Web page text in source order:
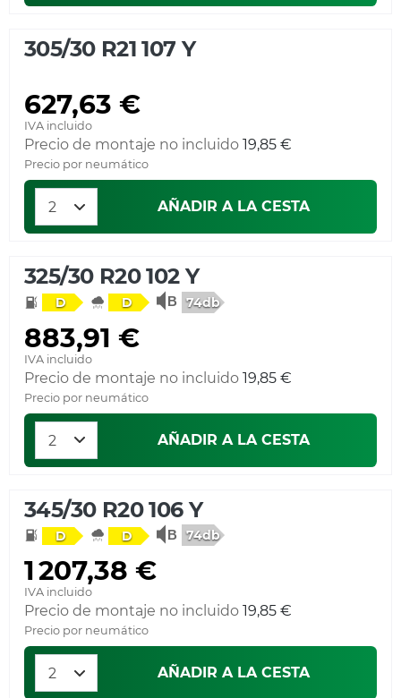
305/30 R21 107 Y
627,63 €
IVA incluido
Precio de montaje no incluido 19,85 €
Precio por neumático
AÑADIR A LA CESTA
325/30 R20 102 Y
D D 74db
883,91 €
IVA incluido
Precio de montaje no incluido 19,85 €
Precio por neumático
AÑADIR A LA CESTA
345/30 R20 106 Y
D D 74db
1 207,38 €
IVA incluido
Precio de montaje no incluido 19,85 €
Precio por neumático
AÑADIR A LA CESTA